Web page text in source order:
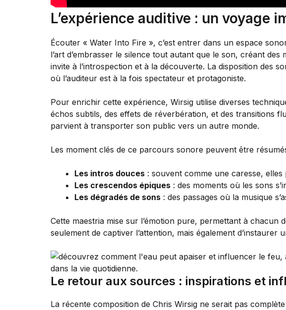
L’expérience auditive : un voyage
Écouter « Water Into Fire », c’est entrer dans un espace
l’art d’embrasser le silence tout autant que le son, créant des
invite à l’introspection et à la découverte. La disposition des
où l’auditeur est à la fois spectateur et protagoniste.
Pour enrichir cette expérience, Wirsig utilise diverses
échos subtils, des effets de réverbération, et des transitions
parvient à transporter son public vers un autre monde.
Les moment clés de ce parcours sonore peuvent être
Les intros douces : souvent comme une caresse,
Les crescendos épiques : des moments où les sons
Les dégradés de sons : des passages où la musique
Cette maestria mise sur l’émotion pure, permettant à
seulement de captiver l’attention, mais également d’instaurer
Le retour aux sources : inspirations et
La récente composition de Chris Wirsig ne serait pas